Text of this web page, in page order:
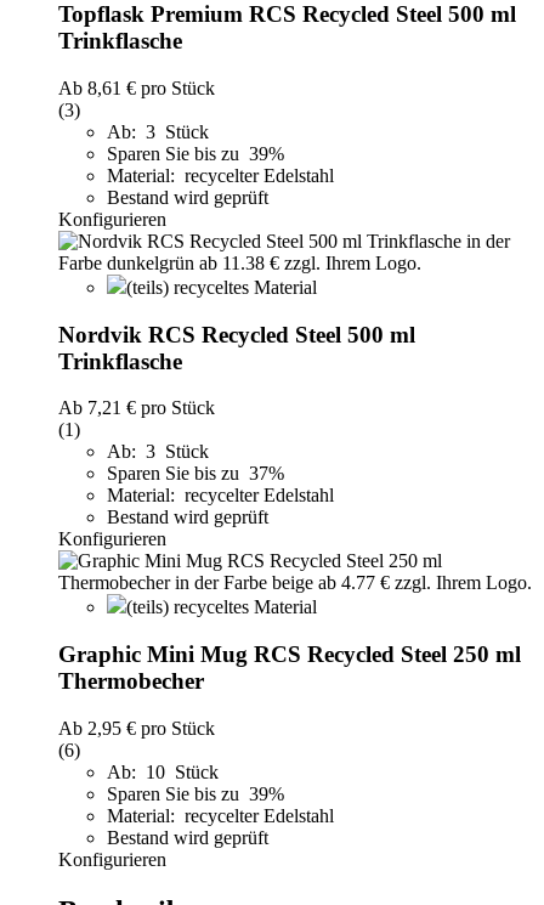
Topflask Premium RCS Recycled Steel 500 ml
Trinkflasche
Ab 8,61 € pro Stück
(3)
Ab: 3 Stück
Sparen Sie bis zu 39%
Material: recycelter Edelstahl
Bestand wird geprüft
Konfigurieren
(teils) recyceltes Material
Nordvik RCS Recycled Steel 500 ml
Trinkflasche
Ab 7,21 € pro Stück
(1)
Ab: 3 Stück
Sparen Sie bis zu 37%
Material: recycelter Edelstahl
Bestand wird geprüft
Konfigurieren
(teils) recyceltes Material
Graphic Mini Mug RCS Recycled Steel 250 ml
Thermobecher
Ab 2,95 € pro Stück
(6)
Ab: 10 Stück
Sparen Sie bis zu 39%
Material: recycelter Edelstahl
Bestand wird geprüft
Konfigurieren